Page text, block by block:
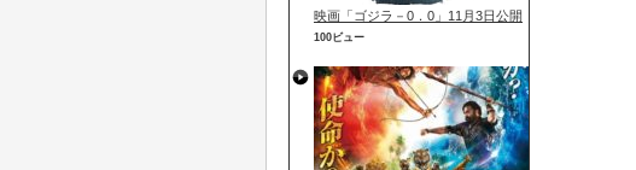
映画「ゴジラ－0．0」11月3日公開
100ビュー